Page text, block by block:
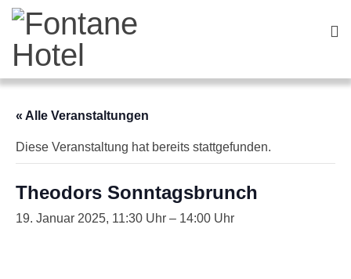
« Alle Veranstaltungen
Diese Veranstaltung hat bereits stattgefunden.
Theodors Sonntagsbrunch
19. Januar 2025, 11:30 – 14:00